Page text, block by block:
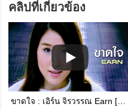
คลิปที่เกี่ยวข้อง
ขาดใจ : เอิร์น จิรวรรณ Earn [Official MV]